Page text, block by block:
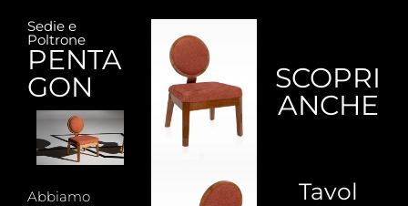
Sedie e
Poltrone
PENTA
GON
Abbiamo
SCOPRI
ANCHE
Tavol